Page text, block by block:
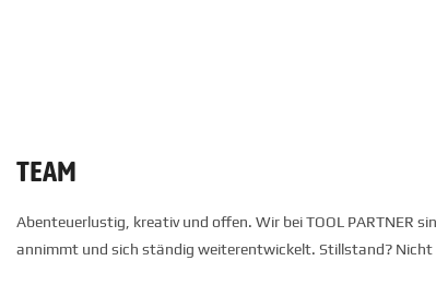
TEAM
Abenteuerlustig, kreativ und offen. Wir bei TOOL PARTNER
annimmt und sich ständig weiterentwickelt. Stillstand? Nicht